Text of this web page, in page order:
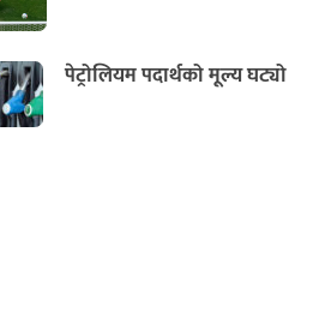
पेट्रोलियम पदार्थको मूल्य घट्यो